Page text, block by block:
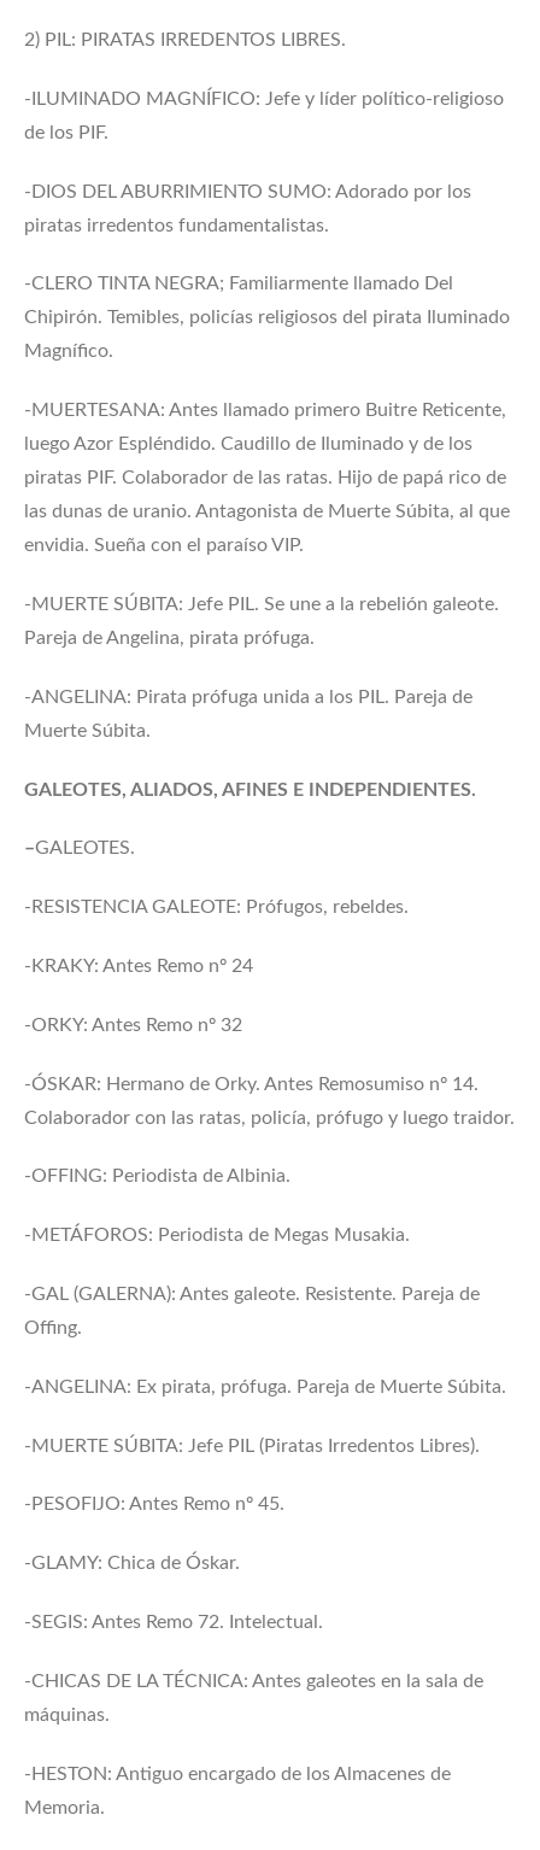
2) PIL: PIRATAS IRREDENTOS LIBRES.
-ILUMINADO MAGNÍFICO: Jefe y líder político-religioso
de los PIF.
-DIOS DEL ABURRIMIENTO SUMO: Adorado por los
piratas irredentos fundamentalistas.
-CLERO TINTA NEGRA; Familiarmente llamado Del
Chipirón. Temibles, policías religiosos del pirata Iluminado
Magnífico.
-MUERTESANA: Antes llamado primero Buitre Reticente,
luego Azor Espléndido. Caudillo de Iluminado y de los
piratas PIF. Colaborador de las ratas. Hijo de papá rico de
las dunas de uranio. Antagonista de Muerte Súbita, al que
envidia. Sueña con el paraíso VIP.
-MUERTE SÚBITA: Jefe PIL. Se une a la rebelión galeote.
Pareja de Angelina, pirata prófuga.
-ANGELINA: Pirata prófuga unida a los PIL. Pareja de
Muerte Súbita.
GALEOTES, ALIADOS, AFINES E INDEPENDIENTES.
–GALEOTES.
-RESISTENCIA GALEOTE: Prófugos, rebeldes.
-KRAKY: Antes Remo nº 24
-ORKY: Antes Remo nº 32
-ÓSKAR: Hermano de Orky. Antes Remosumiso nº 14.
Colaborador con las ratas, policía, prófugo y luego traidor.
-OFFING: Periodista de Albinia.
-METÁFOROS: Periodista de Megas Musakia.
-GAL (GALERNA): Antes galeote. Resistente. Pareja de
Offing.
-ANGELINA: Ex pirata, prófuga. Pareja de Muerte Súbita.
-MUERTE SÚBITA: Jefe PIL (Piratas Irredentos Libres).
-PESOFIJO: Antes Remo nº 45.
-GLAMY: Chica de Óskar.
-SEGIS: Antes Remo 72. Intelectual.
-CHICAS DE LA TÉCNICA: Antes galeotes en la sala de
máquinas.
-HESTON: Antiguo encargado de los Almacenes de
Memoria.